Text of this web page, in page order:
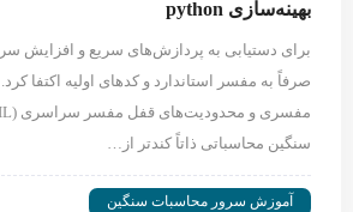
بهینه‌سازی python
برای دستیابی به پردازش‌های سریع و افزایش
صرفاً به مفسر استاندارد و کدهای اولیه اکتفا
سنگین محاسباتی ذاتاً کندتر از…
آموزش سرور محاسبات سنگین